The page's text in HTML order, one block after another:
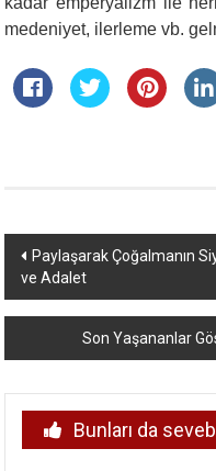
medeniyet, ilerleme vb.
Yazı
dolaşımı
Paylaşarak Çoğalmanın
ve Adalet
Son Yaşananlar
Bunları da